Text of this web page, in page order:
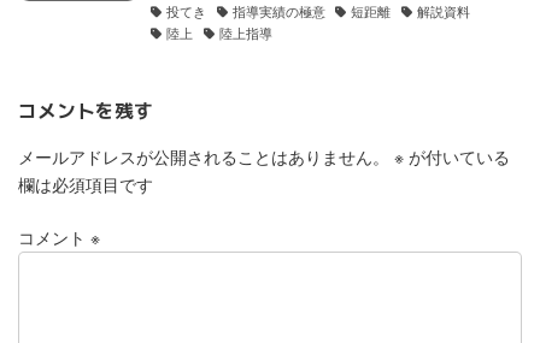
投てき
指導実績の極意 短距離
解説資料
陸上
陸上指導
コメントを残す
メールアドレスが公開されることはありません。 ※ が付いている
欄は必須項目です
コメント ※